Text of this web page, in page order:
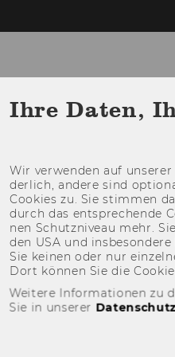
Ihre Daten,
Wir ver­wen­den auf
der­lich, an­de­re sind
Coo­kies zu. Sie stim­men
durch das ent­spre­chen­de
nen Schutz­ni­veau mehr.
den USA und
Sie kei­nen oder nur
Dort kön­nen Sie die
Weitere Informationen zu
Sie in unserer